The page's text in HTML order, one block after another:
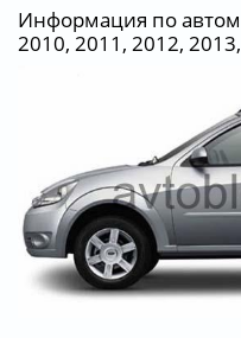
Информация по
2010, 2011, 2012,